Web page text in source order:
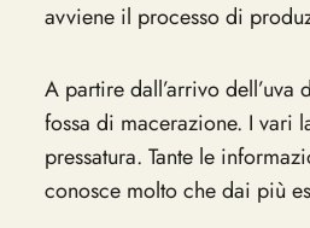
avviene il processo di
A partire dall’arrivo
fossa di macerazione. I vari
pressatura. Tante le
conosce molto che dai più